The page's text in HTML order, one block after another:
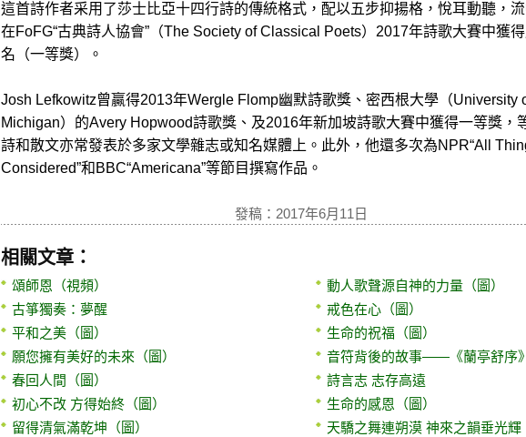
這首詩作者采用了莎士比亞十四行詩的傳統格式，配以五步抑揚格，悅耳動聽，
在FoFG“古典詩人協會”（The Society of Classical Poets）2017年詩歌大賽中獲
名（一等獎）。
Josh Lefkowitz曾贏得2013年Wergle Flomp幽默詩歌獎、密西根大學（University
Michigan）的Avery Hopwood詩歌獎、及2016年新加坡詩歌大賽中獲得一等獎，
詩和散文亦常發表於多家文學雜志或知名媒體上。此外，他還多次為NPR“All
Considered”和BBC“Americana”等節目撰寫作品。
發稿：2017年6月11日
相關文章：
頌師恩（視頻）
古箏獨奏：夢醒
平和之美（圖）
願您擁有美好的未來（圖）
春回人間（圖）
初心不改 方得始終（圖）
留得清氣滿乾坤（圖）
動人歌聲源自神的力量（圖）
戒色在心（圖）
生命的祝福（圖）
音符背後的故事——《蘭亭舒序
詩言志 志存高遠
生命的感恩（圖）
天驕之舞連朔漠 神來之韻垂光輝